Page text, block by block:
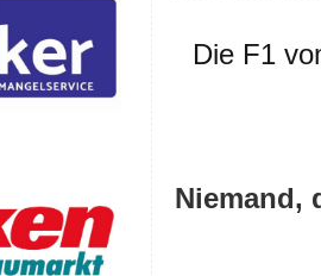
Die F1
Niemand,